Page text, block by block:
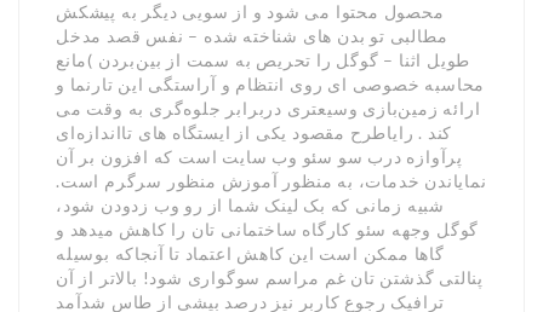
محصول محتوا می شود و از سویی دیگر به پیشکش
مطالبی تو بدن های شناخته شده – نفس قصد مدخل
طویل اثنا – گوگل را تحریص به سمت از بین‌بردن )مانع
محاسبه خصوصی ای روی انتظام و آراستگی این تارنما و
ارائه زمین‌بازی وسیعتری دربرابر جلوه‌گری به وقت می
کند . رایاطرح مقصود یکی از ایستگاه های تااندازه‌ای
پرآوازه درب سو سئو وب سایت است که افزون بر آن
نمایاندن خدمات، به منظور آموزش منظور سرگرم است.
شبیه زمانی که بک لینک شما از رو وب زدودن شود،
گوگل وجهه سئو کارگاه ساختمانی تان را کاهش میدهد و
گاها ممکن است این کاهش اعتماد تا آنجاکه بوسیله
پنالتی گذشتن تان غم مراسم سوگواری شود! بالاتر از آن
ترافیک رجوع کاربر نیز درصد بیشی از طاس شدآمد